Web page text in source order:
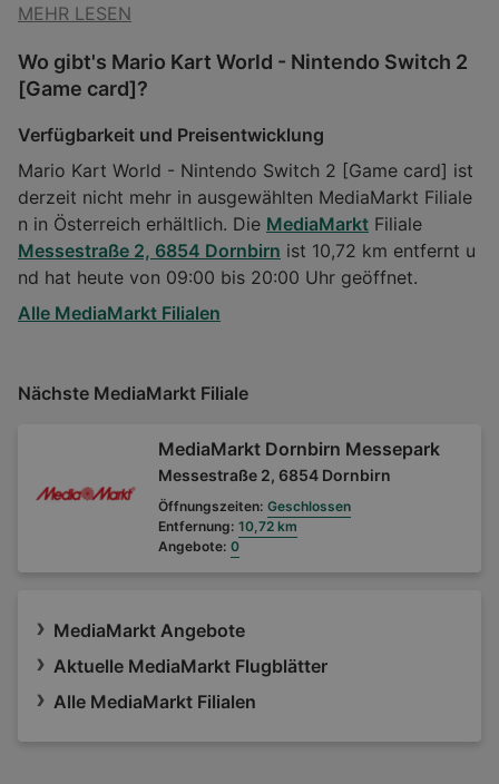
MEHR LESEN
Wo gibt's Mario Kart World - Nintendo Switch 2
[Game card]?
Verfügbarkeit und Preisentwicklung
Mario Kart World - Nintendo Switch 2 [Game card] ist
derzeit nicht mehr in ausgewählten MediaMarkt Filiale
n in Österreich erhältlich. Die MediaMarkt Filiale
Messestraße 2, 6854 Dornbirn ist 10,72 km entfernt u
nd hat heute von 09:00 bis 20:00 Uhr geöffnet.
Alle MediaMarkt Filialen
Nächste MediaMarkt Filiale
MediaMarkt Dornbirn Messepark
Messestraße 2, 6854 Dornbirn
Öffnungszeiten: Geschlossen
Entfernung: 10,72 km
Angebote: 0
MediaMarkt Angebote
Aktuelle MediaMarkt Flugblätter
Alle MediaMarkt Filialen